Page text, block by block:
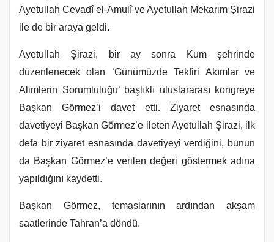
Ayetullah Cevadî el-Amulî ve Ayetullah Mekarim Şirazi
ile de bir araya geldi.
Ayetullah Şirazi, bir ay sonra Kum şehrinde
düzenlenecek olan ‘Günümüzde Tekfiri Akımlar ve
Alimlerin Sorumluluğu’ başlıklı uluslararası kongreye
Başkan Görmez’i davet etti. Ziyaret esnasında
davetiyeyi Başkan Görmez’e ileten Ayetullah Şirazi, ilk
defa bir ziyaret esnasında davetiyeyi verdiğini, bunun
da Başkan Görmez’e verilen değeri göstermek adına
yapıldığını kaydetti.
Başkan Görmez, temaslarının ardından akşam
saatlerinde Tahran’a döndü.